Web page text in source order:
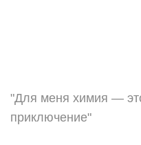
"Для меня химия —
приключение"